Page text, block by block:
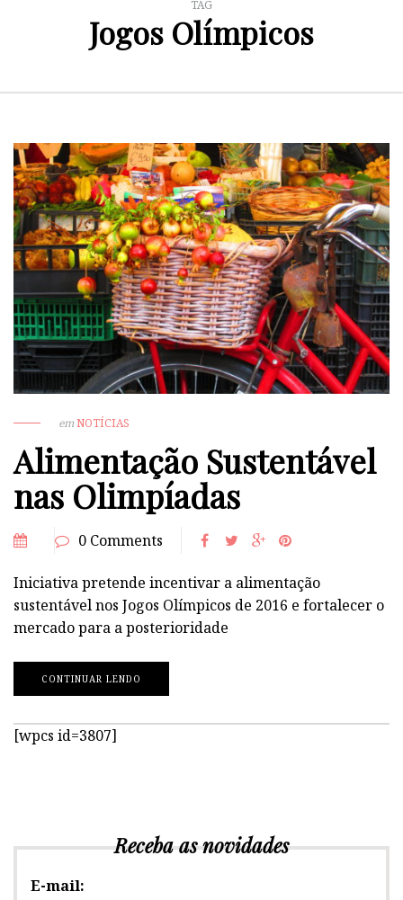
TAG
Jogos Olímpicos
emNOTÍCIAS
Alimentação Sustentável
nas Olimpíadas
0 Comments
Iniciativa pretende incentivar a alimentação
sustentável nos Jogos Olímpicos de 2016 e fortalecer o
mercado para a posterioridade
CONTINUAR LENDO
[wpcs id=3807]
Receba as novidades
E-mail: